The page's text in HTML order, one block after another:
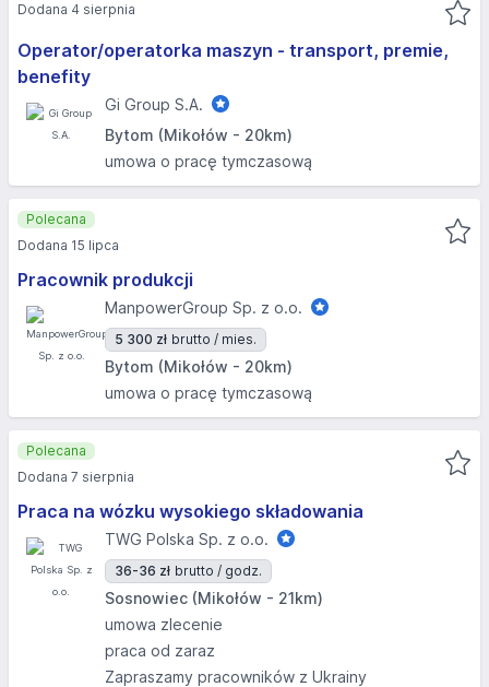
Operator/operatorka maszyn - transport, premie,
benefity
Gi Group S.A.
Bytom (Mikołów - 20km)
umowa o pracę tymczasową
Dodana 4 sierpnia
Pracownik produkcji
ManpowerGroup Sp. z o.o.
5 300 zł brutto / mies.
Bytom (Mikołów - 20km)
umowa o pracę tymczasową
Polecana
Dodana 15 lipca
Praca na wózku wysokiego składowania
TWG Polska Sp. z o.o.
36-36 zł brutto / godz.
Sosnowiec (Mikołów - 21km)
umowa zlecenie
praca od zaraz
Zapraszamy pracowników z Ukrainy
Polecana
Dodana 7 sierpnia